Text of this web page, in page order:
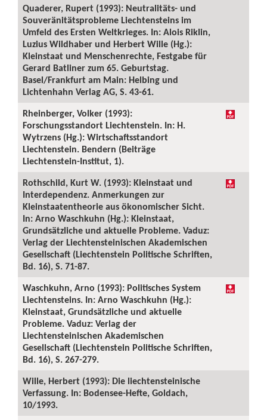
Quaderer, Rupert (1993): Neutralitäts- und
Souveränitätsprobleme Liechtensteins im
Umfeld des Ersten Weltkrieges. In: Alois Riklin,
Luzius Wildhaber und Herbert Wille (Hg.):
Kleinstaat und Menschenrechte, Festgabe für
Gerard Batliner zum 65. Geburtstag.
Basel/Frankfurt am Main: Helbing und
Lichtenhahn Verlag AG, S. 43-61.
Rheinberger, Volker (1993):
Forschungsstandort Liechtenstein. In: H.
Wytrzens (Hg.): Wirtschaftsstandort
Liechtenstein. Bendern (Beiträge
Liechtenstein-Institut, 1).
Rothschild, Kurt W. (1993): Kleinstaat und
Interdependenz. Anmerkungen zur
Kleinstaatentheorie aus ökonomischer Sicht.
In: Arno Waschkuhn (Hg.): Kleinstaat,
Grundsätzliche und aktuelle Probleme. Vaduz:
Verlag der Liechtensteinischen Akademischen
Gesellschaft (Liechtenstein Politische Schriften,
Bd. 16), S. 71-87.
Waschkuhn, Arno (1993): Politisches System
Liechtensteins. In: Arno Waschkuhn (Hg.):
Kleinstaat, Grundsätzliche und aktuelle
Probleme. Vaduz: Verlag der
Liechtensteinischen Akademischen
Gesellschaft (Liechtenstein Politische Schriften,
Bd. 16), S. 267-279.
Wille, Herbert (1993): Die liechtensteinische
Verfassung. In: Bodensee-Hefte, Goldach,
10/1993.